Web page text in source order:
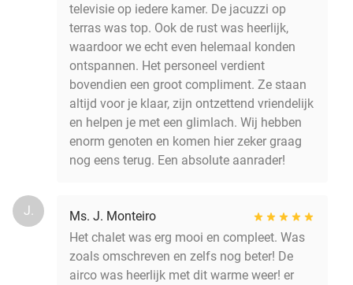
televisie op iedere kamer. De jacuzzi op
terras was top. Ook de rust was heerlijk,
waardoor we echt even helemaal konden
ontspannen. Het personeel verdient
bovendien een groot compliment. Ze staan
altijd voor je klaar, zijn ontzettend vriendelijk
en helpen je met een glimlach. Wij hebben
enorm genoten en komen hier zeker graag
nog eens terug. Een absolute aanrader!
J.
Ms. J. Monteiro
Het chalet was erg mooi en compleet. Was
zoals omschreven en zelfs nog beter! De
airco was heerlijk met dit warme weer! er